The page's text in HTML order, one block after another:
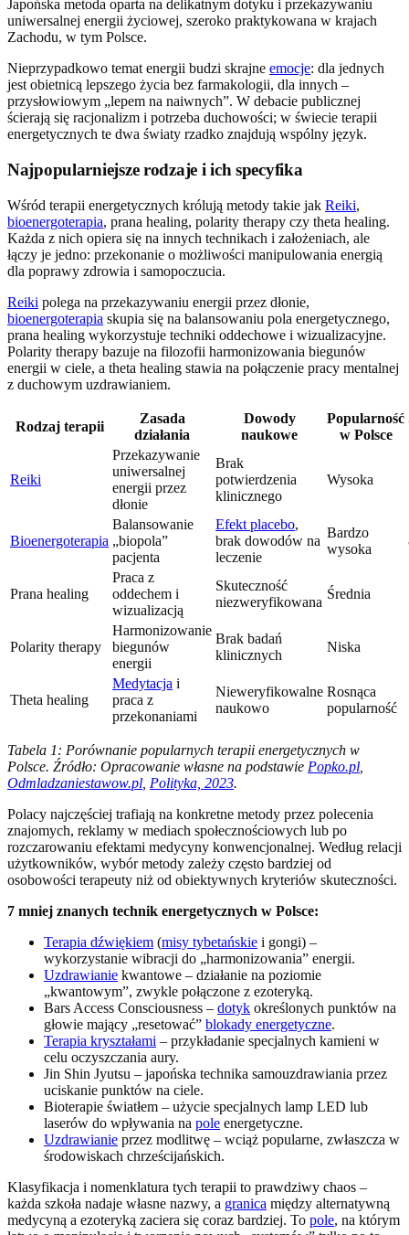
Japońska metoda oparta na delikatnym dotyku i przekazywaniu
uniwersalnej energii życiowej, szeroko praktykowana w krajach
Zachodu, w tym Polsce.
Nieprzypadkowo temat energii budzi skrajne emocje: dla jednych
jest obietnicą lepszego życia bez farmakologii, dla innych –
przysłowiowym „lepem na naiwnych”. W debacie publicznej
ścierają się racjonalizm i potrzeba duchowości; w świecie terapii
energetycznych te dwa światy rzadko znajdują wspólny język.
Najpopularniejsze rodzaje i ich specyfika
Wśród terapii energetycznych królują metody takie jak Reiki,
bioenergoterapia, prana healing, polarity therapy czy theta healing.
Każda z nich opiera się na innych technikach i założeniach, ale
łączy je jedno: przekonanie o możliwości manipulowania energią
dla poprawy zdrowia i samopoczucia.
Reiki polega na przekazywaniu energii przez dłonie,
bioenergoterapia skupia się na balansowaniu pola energetycznego,
prana healing wykorzystuje techniki oddechowe i wizualizacyjne.
Polarity therapy bazuje na filozofii harmonizowania biegunów
energii w ciele, a theta healing stawia na połączenie pracy mentalnej
z duchowym uzdrawianiem.
Rodzaj terapii
Zasada
działania
Dowody
naukowe
Popularność
w Polsce
Reiki
Przekazywanie
uniwersalnej
energii przez
dłonie
Brak
potwierdzenia
klinicznego
Wysoka
Bioenergoterapia
Balansowanie
„biopola”
pacjenta
Efekt placebo,
brak dowodów na
leczenie
Bardzo
wysoka
Prana healing
Praca z
oddechem i
wizualizacją
Skuteczność
niezweryfikowana
Średnia
Polarity therapy
Harmonizowanie
biegunów
energii
Brak badań
klinicznych
Niska
Theta healing
Medytacja i
praca z
przekonaniami
Nieweryfikowalne
naukowo
Rosnąca
popularność
Tabela 1: Porównanie popularnych terapii energetycznych w
Polsce. Źródło: Opracowanie własne na podstawie Popko.pl
Odmladzaniestawow.pl Polityka, 2023.
Polacy najczęściej trafiają na konkretne metody przez polecenia
znajomych, reklamy w mediach społecznościowych lub po
rozczarowaniu efektami medycyny konwencjonalnej. Według relacji
użytkowników, wybór metody zależy często bardziej od
osobowości terapeuty niż od obiektywnych kryteriów skuteczności.
7 mniej znanych technik energetycznych w Polsce:
Terapia dźwiękiem (misy tybetańskie i gongi) –
wykorzystanie wibracji do „harmonizowania” energii.
Uzdrawianie kwantowe – działanie na poziomie
„kwantowym”, zwykle połączone z ezoteryką.
Bars Access Consciousness – dotyk określonych punktów na
głowie mający „resetować” blokady energetyczne.
Terapia kryształami – przykładanie specjalnych kamieni w
celu oczyszczania aury.
Jin Shin Jyutsu – japońska technika samouzdrawiania przez
uciskanie punktów na ciele.
Bioterapie światłem – użycie specjalnych lamp LED lub
laserów do wpływania na pole energetyczne.
Uzdrawianie przez modlitwę – wciąż popularne, zwłaszcza w
środowiskach chrześcijańskich.
Klasyfikacja i nomenklatura tych terapii to prawdziwy chaos –
każda szkoła nadaje własne nazwy, a granica między alternatywną
medycyną a ezoteryką zaciera się coraz bardziej. To pole, na którym